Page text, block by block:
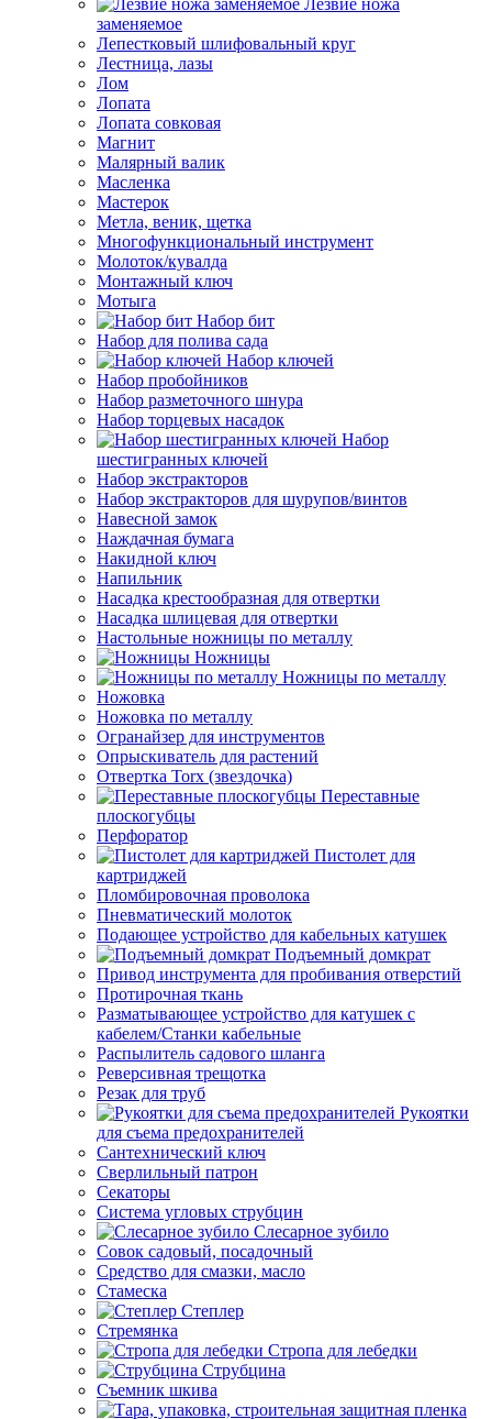
Лезвие ножа
заменяемое
Лепестковый шлифовальный круг
Лестница, лазы
Лом
Лопата
Лопата совковая
Магнит
Малярный валик
Масленка
Мастерок
Метла, веник, щетка
Многофункциональный инструмент
Молоток/кувалда
Монтажный ключ
Мотыга
Набор бит
Набор для полива сада
Набор ключей
Набор пробойников
Набор разметочного шнура
Набор торцевых насадок
Набор
шестигранных ключей
Набор экстракторов
Набор экстракторов для шурупов/винтов
Навесной замок
Наждачная бумага
Накидной ключ
Напильник
Насадка крестообразная для отвертки
Насадка шлицевая для отвертки
Настольные ножницы по металлу
Ножницы
Ножницы по металлу
Ножовка
Ножовка по металлу
Огранайзер для инструментов
Опрыскиватель для растений
Отвертка Torx (звездочка)
Переставные
плоскогубцы
Перфоратор
Пистолет для
картриджей
Пломбировочная проволока
Пневматический молоток
Подающее устройство для кабельных катушек
Подъемный домкрат
Привод инструмента для пробивания отверстий
Протирочная ткань
Разматывающее устройство для катушек с
кабелем/Станки кабельные
Распылитель садового шланга
Реверсивная трещотка
Резак для труб
Рукоятки
для съема предохранителей
Сантехнический ключ
Сверлильный патрон
Секаторы
Система угловых струбцин
Слесарное зубило
Совок садовый, посадочный
Средство для смазки, масло
Стамеска
Степлер
Стремянка
Стропа для лебедки
Струбцина
Съемник шкива